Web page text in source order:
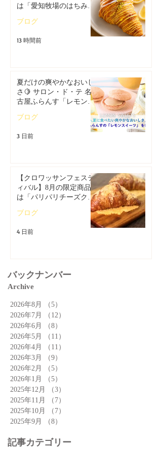
は「愛知牧場のはちみつ
ン」🥐
ブログ
13 時間前
夏だけの爽やかなおいし
さ🍋 サロン・ド・テ 名
古屋ふらんす「レモンス
ブログ
3 日前
【クロワッサンフェステ
ィバル】8月の限定商品
は「パリパリチーズクロ
ブログ
4 日前
バックナンバー
Archive
2026年8月 （5）
2026年7月
（12）
2026年6月
（8）
2026年5月
（11）
2026年4月
（11）
2026年3月
（9）
2026年2月
（5）
2026年1月
（5）
2025年12月
（3）
2025年11月
（7）
2025年10月
（7）
2025年9月
（8）
記事カテゴリー